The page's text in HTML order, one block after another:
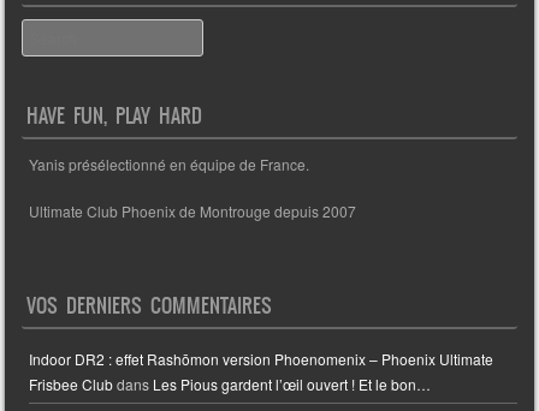
HAVE FUN, PLAY HARD
Yanis présélectionné en équipe de France.
Ultimate Club Phoenix de Montrouge depuis 2007
VOS DERNIERS COMMENTAIRES
Indoor DR2 : effet Rashōmon version Phoenomenix – Phoenix Ultimate
Frisbee Clubdans Les Pious gardent l’œil ouvert ! Et le bon…